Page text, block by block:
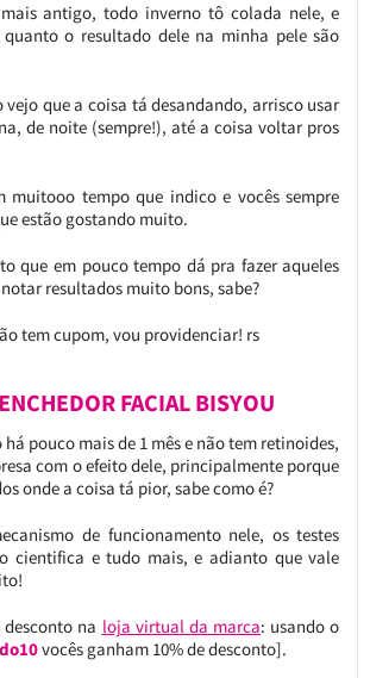
antigo, todo inverno tô colada nele, e
o resultado dele na minha pele são
vejo que a coisa tá desandando, arrisco usar
de noite (sempre!), até a coisa voltar pros
muitooo tempo que indico e vocês sempre
estão gostando muito.
que em pouco tempo dá pra fazer aqueles
notar resultados muito bons, sabe?
tem cupom, vou providenciar! rs
FACIAL BISYOU
há pouco mais de 1 mês e não tem retinoides,
com o efeito dele, principalmente porque
onde a coisa tá pior, sabe como é?
de funcionamento nele, os testes
cientifica e tudo mais, e adianto que vale
na loja virtual da marca: usando o
vocês ganham 10% de desconto].